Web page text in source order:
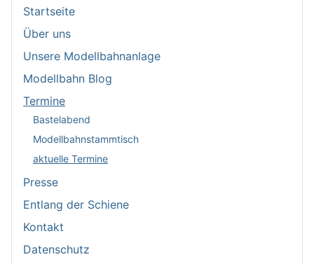
Startseite
Über uns
Unsere Modellbahnanlage
Modellbahn Blog
Termine
Bastelabend
Modellbahnstammtisch
aktuelle Termine
Presse
Entlang der Schiene
Kontakt
Datenschutz